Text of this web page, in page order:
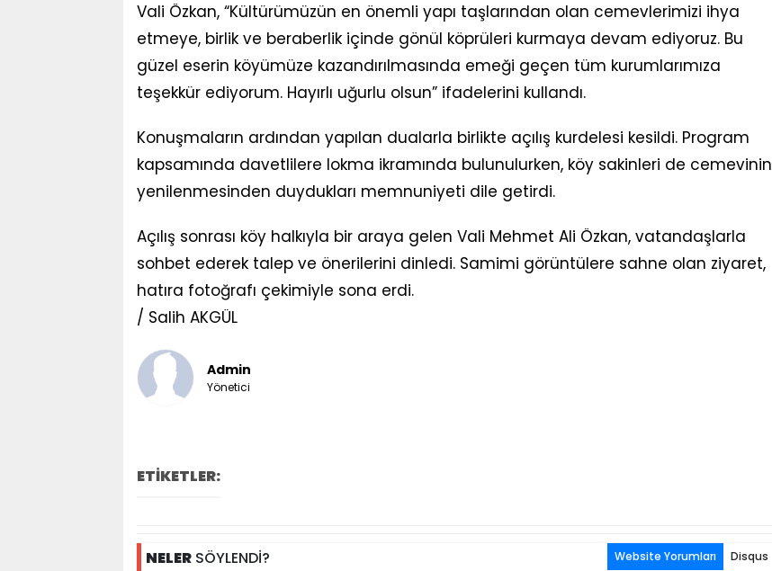
Vali Özkan, “Kültürümüzün en önemli yapı taşlarından olan cemevlerimizi ihya
etmeye, birlik ve beraberlik içinde gönül köprüleri kurmaya devam ediyoruz. Bu
güzel eserin köyümüze kazandırılmasında emeği geçen tüm kurumlarımıza
teşekkür ediyorum. Hayırlı uğurlu olsun” ifadelerini kullandı.
Konuşmaların ardından yapılan dualarla birlikte açılış kurdelesi kesildi. Program
kapsamında davetlilere lokma ikramında bulunulurken, köy sakinleri de cemevinin
yenilenmesinden duydukları memnuniyeti dile getirdi.
Açılış sonrası köy halkıyla bir araya gelen Vali Mehmet Ali Özkan, vatandaşlarla
sohbet ederek talep ve önerilerini dinledi. Samimi görüntülere sahne olan ziyaret,
hatıra fotoğrafı çekimiyle sona erdi.
/ Salih AKGÜL
Admin
Yönetici
ETİKETLER:
NELERSÖYLENDİ? Website Yorumları Disqus